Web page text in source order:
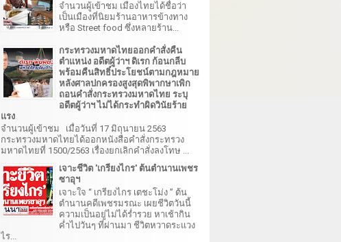
จำนวนผู้เข้าชม เมืองไทยได้ชื่อว่า
เป็นเมืองที่นิยมร้านอาหารข้างทาง
หรือ Street food ซึ่งหลายร้าน...
กระทรวงมหาดไทยออกคำสั่งคืน
ตำแหน่ง อดีตผู้ว่าฯ ดิเรก ก้อนกลีบ
พร้อมคืนสิทธิ์ประโยชน์ตามกฎหมาย
หลังศาลปกครองสูงสุดพิพากษาเพิก
ถอนคำสั่งกระทรวงมหาดไทย ระบุ
อดีตผู้ว่าฯ ไม่ได้กระทำผิดวินัยร้าย
แรง
จำนวนผู้เข้าชม เมื่อวันที่ 17 มิถุนายน 2563
กระทรวงมหาดไทยได้ออกหนังสือคำสั่งกระทรวง
มหาดไทยที่ 1500/2563 เรื่องยกเลิกคำสั่งลงโทษ ...
เจาะชีวิต 'เกรียงไกร' ต้นตำนานเพชร
ซาอุฯ
เจาะใจ “ เกรียงไกร เตชะโม่ง ” ต้น
ตำนานคดีเพชรมรณะ เผยชีวิตวันนี้
ความเป็นอยู่ไม่ได้ร่ำรวย หาเช้ากิน
ค่ำไปวันๆ ที่ผ่านมา ชีวิตหวาดระแวง
ไร...